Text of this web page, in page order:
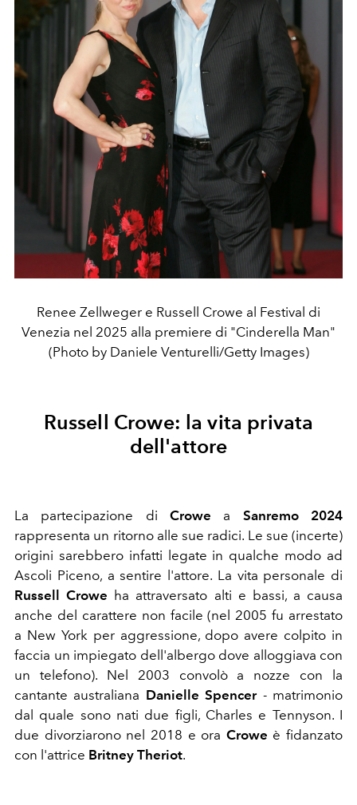
Renee Zellweger e Russell Crowe al Festival di
Venezia nel 2025 alla premiere di "Cinderella Man"
(Photo by Daniele Venturelli/Getty Images)
Russell Crowe: la vita privata
dell'attore
La partecipazione di Crowe a Sanremo 2024
rappresenta un ritorno alle sue radici. Le sue (incerte)
origini sarebbero infatti legate in qualche modo ad
Ascoli Piceno, a sentire l'attore. La vita personale di
Russell Crowe ha attraversato alti e bassi, a causa
anche del carattere non facile (nel 2005 fu arrestato
a New York per aggressione, dopo avere colpito in
faccia un impiegato dell'albergo dove alloggiava con
un telefono). Nel 2003 convolò a nozze con la
cantante australiana Danielle Spencer- matrimonio
dal quale sono nati due figli, Charles e Tennyson. I
due divorziarono nel 2018 e ora Crowe è fidanzato
con l'attrice Britney Theriot.